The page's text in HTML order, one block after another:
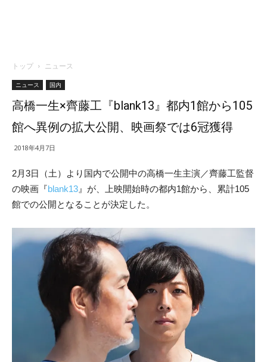
トップ ニュース
ニュース 国内
高橋一生×齊藤工『blank13』都内1館から105
館へ異例の拡大公開、映画祭では6冠獲得
2018年4月7日
2月3日（土）より国内で公開中の高橋一生主演／齊藤工監督
の映画『blank13 』が、上映開始時の都内1館から、累計105
館での公開となることが決定した。